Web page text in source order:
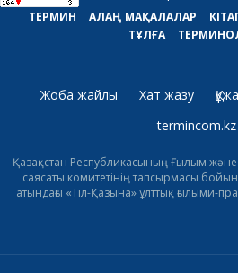
ТЕРМИН АЛАҢ МАҚАЛАЛАР
ТҰЛҒА
Жоба жайлы Хат жазу
termincom.kz
Қазақстан Республикасының Ғылым және
саясаты комитетінің тапсырмасы
атындағы «Тіл-Қазына» ұлттық ғылыми-